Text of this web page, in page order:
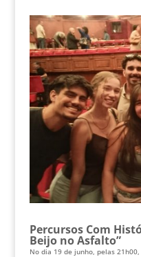
Percursos Com
Beijo no Asfalto”
No dia 19 de junho, pelas